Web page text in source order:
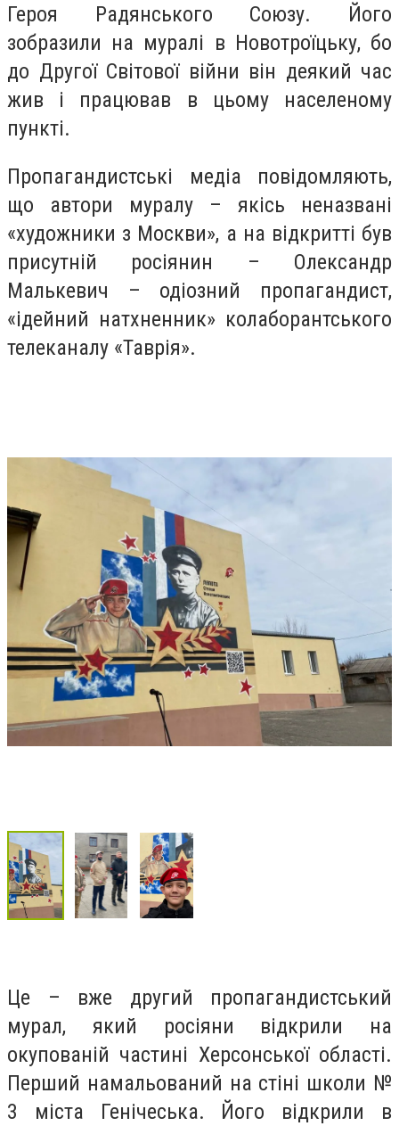
Героя Радянського Союзу. Його
зобразили на муралі в Новотроїцьку, бо
до Другої Світової війни він деякий час
жив і працював в цьому населеному
пункті.
Пропагандистські медіа повідомляють,
що автори муралу – якісь неназвані
«художники з Москви», а на відкритті був
присутній росіянин – Олександр
Малькевич – одіозний пропагандист,
«ідейний натхненник» колаборантського
телеканалу «Таврія».
Це – вже другий пропагандистський
мурал, який росіяни відкрили на
окупованій частині Херсонської області.
Перший намальований на стіні школи №
3 міста Генічеська. Його відкрили в